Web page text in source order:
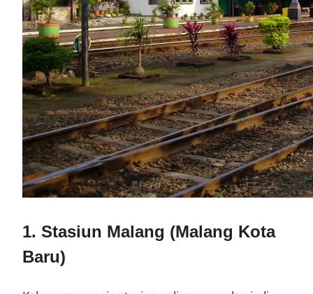
1. Stasiun Malang (Malang Kota
Baru)